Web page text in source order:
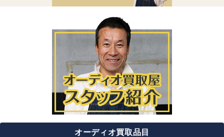
オーディオ買取品目